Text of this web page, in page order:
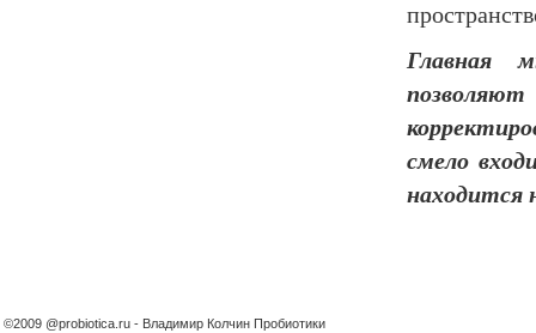
Главная
смело
находится
©2009 @probiotica.ru - Владимир Колчин Пробиотики